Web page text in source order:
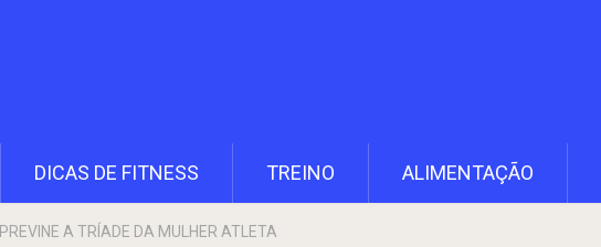
DICAS DE FITNESS TREINO ALIMENTAÇÃO
PREVINE A TRÍADE DA MULHER ATLETA